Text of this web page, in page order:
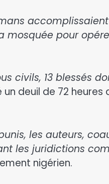
pour
civils, 13 blessés
deuil de 72
les auteurs,
les juridictions
nigérien.